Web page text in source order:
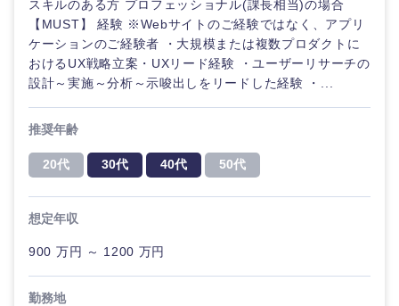
スキルのある方 プロフェッショナル(課長相当)の場合
【MUST】 経験 ※Webサイトのご経験ではなく、アプリ
ケーションのご経験者 ・大規模または複数プロダクトに
おけるUX戦略立案・UXリード経験 ・ユーザーリサーチの
設計～実施～分析～示唆出しをリードした経験 ・...
推奨年齢
20代 30代 40代 50代
想定年収
900 万円 ～ 1200 万円
勤務地